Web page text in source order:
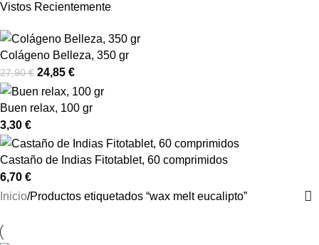
Vistos Recientemente
Colágeno Belleza, 350 gr
27,90€ 24,85 €
Buen relax, 100 gr
3,30 €
Castaño de Indias Fitotablet, 60 comprimidos
6,70 €
Inicio Productos etiquetados “wax melt eucalipto”